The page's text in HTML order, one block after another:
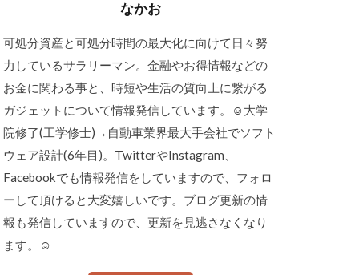
なかお
可処分資産と可処分時間の最大化に向けて日々努
力しているサラリーマン。金融やお得情報などの
お金に関わる事と、時短や生活の質向上に繋がる
ガジェットについて情報発信しています。☺︎大学
院修了(工学修士)→自動車業界最大手会社でソフト
ウェア設計(6年目)。TwitterやInstagram、
Facebookでも情報発信をしていますので、フォロ
ーして頂けると大変嬉しいです。ブログ更新の情
報も発信していますので、更新を見逃さなくなり
ます。☺︎